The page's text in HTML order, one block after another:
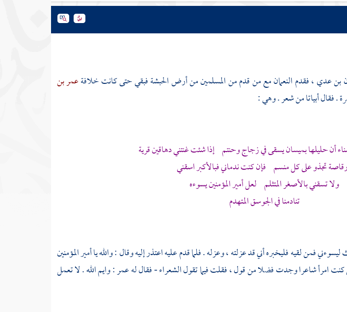
بن عدي، فقدمالنعمانمع من قدم من المسلمين من أرضالحبشةفبقي حتى كانت خلافةعمر بن
. فقال أبياتا من شعر . وهي :
أن حليلها بميسان يسقى في زجاج وحنتم إذا شئت غنتني دهاقين قرية
تجذو على كل منسم فإن كنت ندماني فبالأكبر اسقني
ولا تسقني بالأصغر المتثلم لعل أمير المؤمنين يسوءه
تنادمنا في الجوسق المتهدم
فمن لقيه فليخبره أني قد عزلته ، وعزله . فلما قدم عليه اعتذر إليه وقال : والله يا أمير المؤمنين
امرأ شاعرا وجدت فضلا من قول ، فقلت فيما تقول الشعراء - فقال لهعمر: وايم الله . لا تعمل